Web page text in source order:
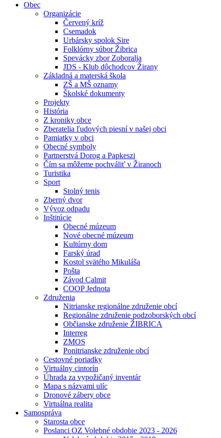
Obec
Organizácie
Červený kríž
Csemadok
Urbársky spolok Sire
Folklórny súbor Žibrica
Spevácky zbor Zoboralja
JDS - Klub dôchodcov Žirany
Základná a materská škola
ZŠ a MŠ oznamy
Školské dokumenty
Projekty
História
Z kroniky obce
Zberatelia ľudových piesní v našej obci
Pamiatky v obci
Obecné symboly
Partnerstvá Dorog a Papkeszi
Čím sa môžeme pochváliť v Žiranoch
Turistika
Sport
Stolný tenis
Zberný dvor
Vývoz odpadu
Inštitúcie
Obecné múzeum
Nové obecné múzeum
Kultúrny dom
Farský úrad
Kostol svätého Mikuláša
Pošta
Závod Calmit
COOP Jednota
Združenia
Nitrianske regionálne združenie obcí
Regionálne združenie podzoborských obcí
Občianske združenie ŽIBRICA
Interreg
ZMOS
Ponitrianske združenie obcí
Cestovné poriadky
Virtuálny cintorín
Úhrada za vypožičaný inventár
Mapa s názvami ulíc
Dronové zábery obce
Virtuálna realita
Samospráva
Starosta obce
Poslanci OZ Volebné obdobie 2023 - 2026